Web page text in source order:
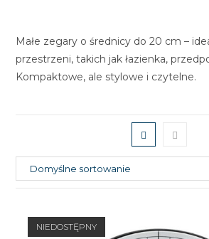
Małe zegary o średnicy do 20 cm –
przestrzeni, takich jak łazienka,
Kompaktowe, ale stylowe i czytelne.
NIEDOSTĘPNY